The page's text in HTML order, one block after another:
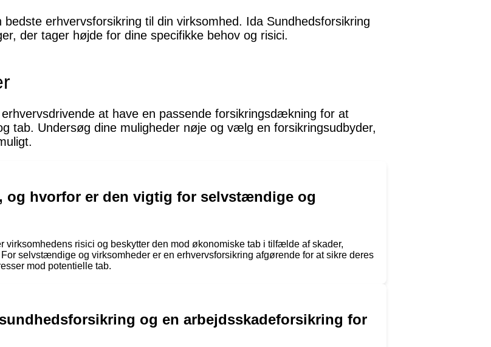
erhvervsforsikring til din virksomhed. Ida Sundhedsforsikring
der tager højde for dine specifikke behov og risici.
at have en passende forsikringsdækning for at
tab. Undersøg dine muligheder nøje og vælg en forsikringsudbyder,
og hvorfor er den vigtig for selvstændige og
virksomhedens risici og beskytter den mod økonomiske tab i tilfælde af skader,
selvstændige og virksomheder er en erhvervsforsikring afgørende for at sikre deres
mod potentielle tab.
og en arbejdsskadeforsikring for